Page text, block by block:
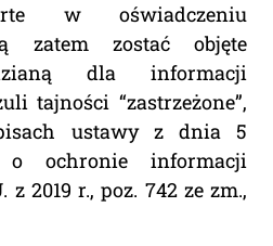
w oświadczeniu
zatem zostać objęte
dla informacji
tajności “zastrzeżone”,
ustawy z dnia 5
ochronie informacji
2019 r., poz. 742 ze zm.,